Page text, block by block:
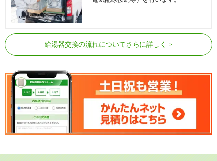
給湯器交換の流れについてさらに詳しく